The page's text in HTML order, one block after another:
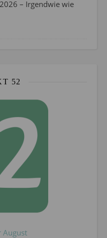
– Irgendwie wie
52
August